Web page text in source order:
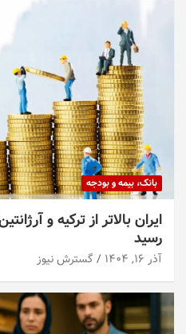
بانک، بیمه و بودجه
ایران بالاتر از ترکیه و
رسید
آذر ۱۶, ۱۴۰۴ گسترش نیوز